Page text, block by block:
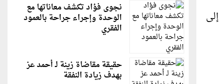
نجوى فؤاد تكشف معاناتها مع
الوحدة وإجراء جراحة بالعمود
الفقري
حقيقة مقاضاة زينة لـ أحمد عز
بهدف زيادة النفقة